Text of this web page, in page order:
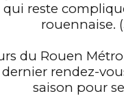
reste
rouennaise.
du Rouen
rendez-
saison pour
4
5
5
6